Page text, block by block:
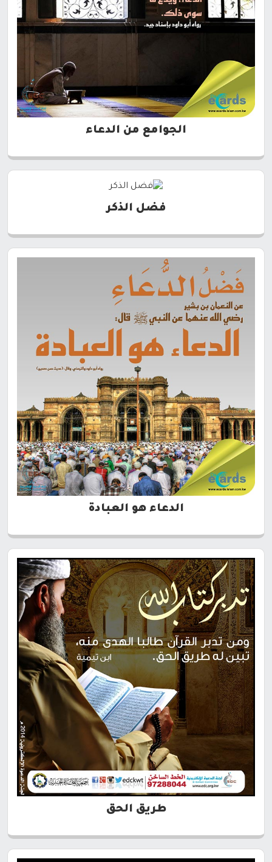
الجوامع من الدعاء
فضل الذكر
الدعاء هو العبادة
طريق الحق